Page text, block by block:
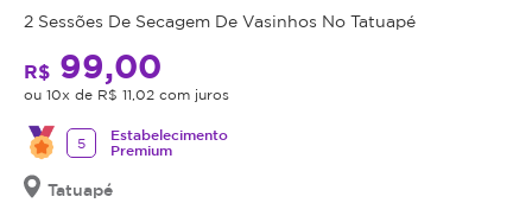
2 Sessões De Secagem De Vasinhos No Tatuapé
R$ 99,00
ou 10x de R$ 11,02 com juros
5
Estabelecimento
Premium
Tatuapé